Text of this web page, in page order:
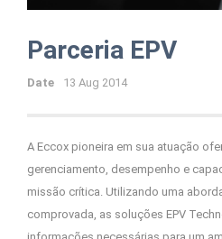
Parceria EPV
Date 13 Aug 2014
A Eccox pioneira em sua atuação
gerenciamento, desempenho e
missão crítica. Utilizando uma
comprovada, as soluções EPV